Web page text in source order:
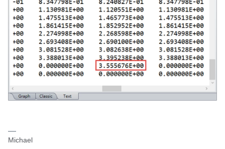
Michael